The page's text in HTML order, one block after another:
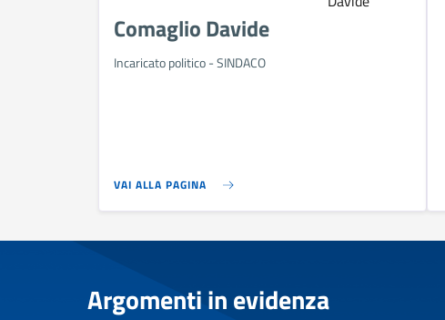
Comaglio Davide
Incaricato politico - SINDACO
VAI ALLA PAGINA
Argomenti in evidenza